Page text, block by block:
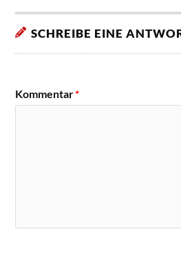
SCHREIBE EINE
Kommentar*